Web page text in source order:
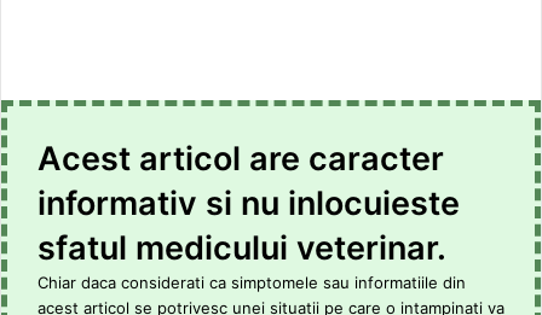
Acest articol are caracter
informativ si nu inlocuieste
sfatul medicului veterinar.
Chiar daca considerati ca simptomele sau informatiile din
acest articol se potrivesc unei situatii pe care o intampinati va